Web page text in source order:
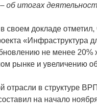
об итогах
своем докладе
«Инфраструктура
не менее
рынке и увеличению
отрасли в структуре
на начало